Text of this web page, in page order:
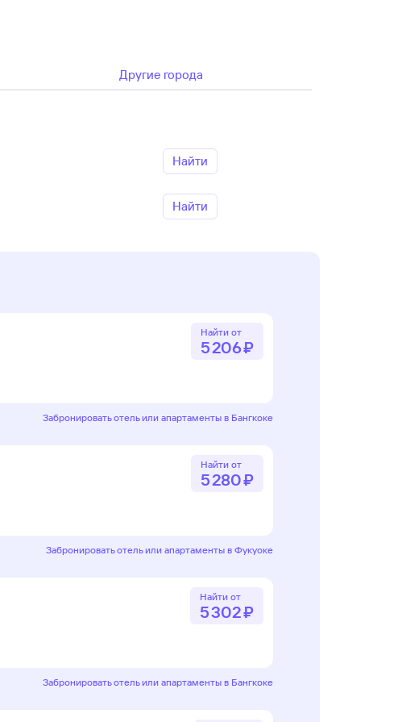
Другие города
Найти
Найти
Найти от
5 ⁠206 ⁠₽
Забронировать отель или апартаменты в Бангкоке
Найти от
5 ⁠280 ⁠₽
Забронировать отель или апартаменты в Фукуоке
Найти от
5 ⁠302 ⁠₽
Забронировать отель или апартаменты в Бангкоке